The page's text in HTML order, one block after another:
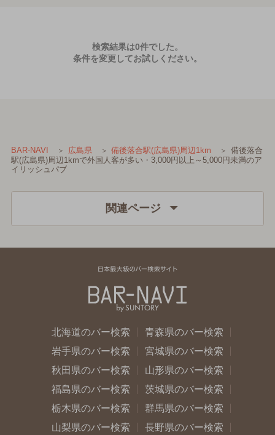
検索結果は0件でした。
条件を変更してお試しください。
BAR-NAVI 広島県 備後落合駅(広島県)周辺1km
備後落合
駅(広島県)周辺1kmで外国人客が多い・3,000円以上～5,000円未満のア
イリッシュパブ
関連ページ
北海道のバー検索
青森県のバー検索
岩手県のバー検索
宮城県のバー検索
秋田県のバー検索
山形県のバー検索
福島県のバー検索
茨城県のバー検索
栃木県のバー検索
群馬県のバー検索
山梨県のバー検索
長野県のバー検索